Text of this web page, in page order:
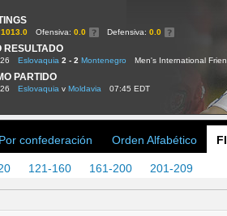
1013.0 Ofensiva: 0.0 Defensiva: 0.0
RESULTADO
Eslovaquia 2 - 2 Montenegro Men's International
PARTIDO
Eslovaquia v Moldavia 07:45 EDT
Por confederación Orden Alfabético
121-160 161-200 201-209